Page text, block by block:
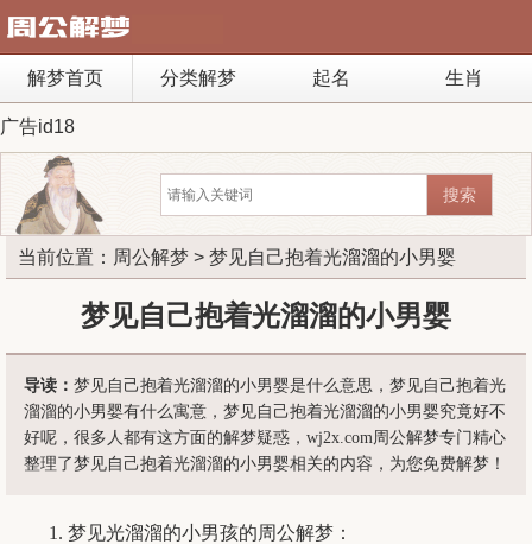
解梦首页 分类解梦 起名 生肖
广告id18
当前位置： 周公解梦 > 梦见自己抱着光溜溜的小男婴
梦见自己抱着光溜溜的小男婴
导读： 梦见自己抱着光溜溜的小男婴是什么意思，梦见自己抱着光
溜溜的小男婴有什么寓意，梦见自己抱着光溜溜的小男婴究竟好不
好呢，很多人都有这方面的解梦疑惑，wj2x.com周公解梦专门精心
整理了梦见自己抱着光溜溜的小男婴相关的内容，为您免费解梦！
1. 梦见光溜溜的小男孩的周公解梦：